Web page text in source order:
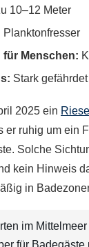
10–12 Meter
Planktonfresser
für Menschen:
Stark gefährdet
2025 ein
er ruhig um ein
Solche
kein Hinweis
in
im Mittelmeer